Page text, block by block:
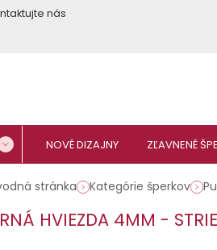
nás
stránka Kategórie šperkov
HVIEZDA 4MM -